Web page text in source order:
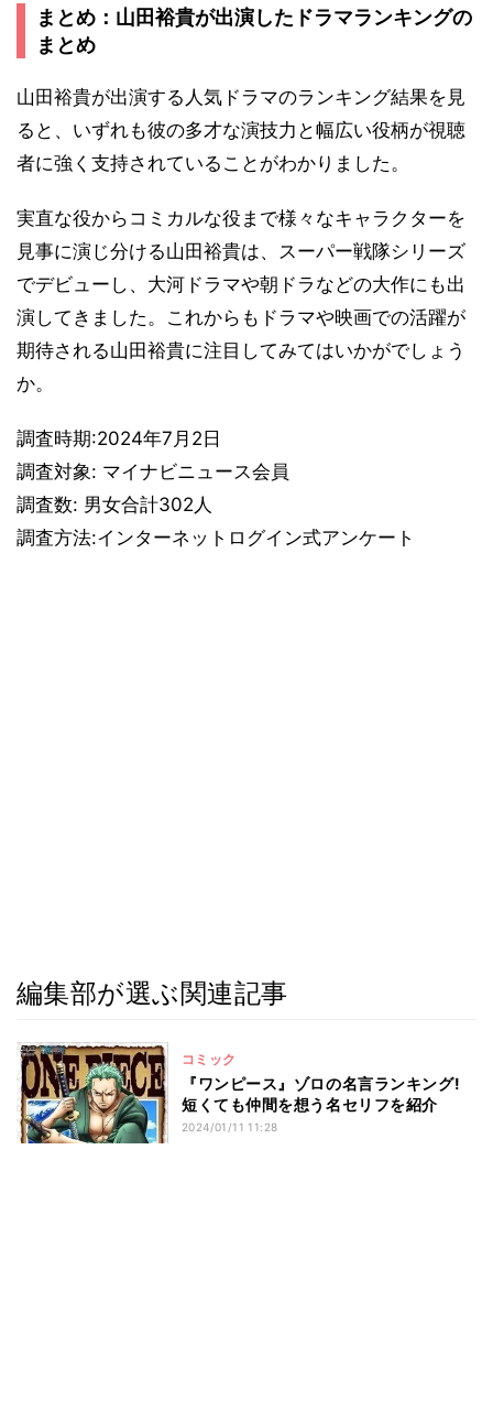
まとめ：山田裕貴が出演したドラマランキングの
まとめ
山田裕貴が出演する人気ドラマのランキング結果を見
ると、いずれも彼の多才な演技力と幅広い役柄が視聴
者に強く支持されていることがわかりました。
実直な役からコミカルな役まで様々なキャラクターを
見事に演じ分ける山田裕貴は、スーパー戦隊シリーズ
でデビューし、大河ドラマや朝ドラなどの大作にも出
演してきました。これからもドラマや映画での活躍が
期待される山田裕貴に注目してみてはいかがでしょう
か。
調査時期:2024年7月2日
調査対象: マイナビニュース会員
調査数: 男女合計302人
調査方法:インターネットログイン式アンケート
編集部が選ぶ関連記事
コミック
『ワンピース』ゾロの名言ランキング!
短くても仲間を想う名セリフを紹介
2024/01/11 11:28